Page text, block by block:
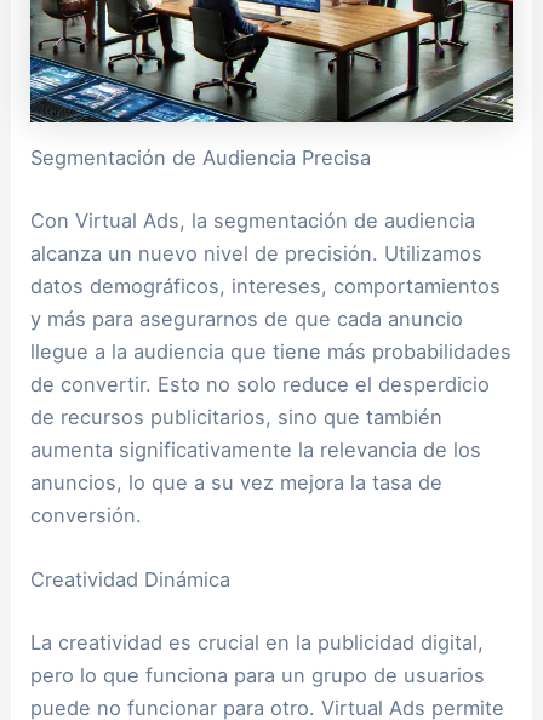
Segmentación de Audiencia Precisa
Con Virtual Ads, la segmentación de audiencia
alcanza un nuevo nivel de precisión. Utilizamos
datos demográficos, intereses, comportamientos
y más para asegurarnos de que cada anuncio
llegue a la audiencia que tiene más probabilidades
de convertir. Esto no solo reduce el desperdicio
de recursos publicitarios, sino que también
aumenta significativamente la relevancia de los
anuncios, lo que a su vez mejora la tasa de
conversión.
Creatividad Dinámica
La creatividad es crucial en la publicidad digital,
pero lo que funciona para un grupo de usuarios
puede no funcionar para otro. Virtual Ads permite